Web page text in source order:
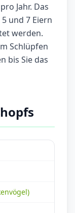
Jahr. Das
und 7 Eiern
werden.
Schlüpfen
bis Sie das